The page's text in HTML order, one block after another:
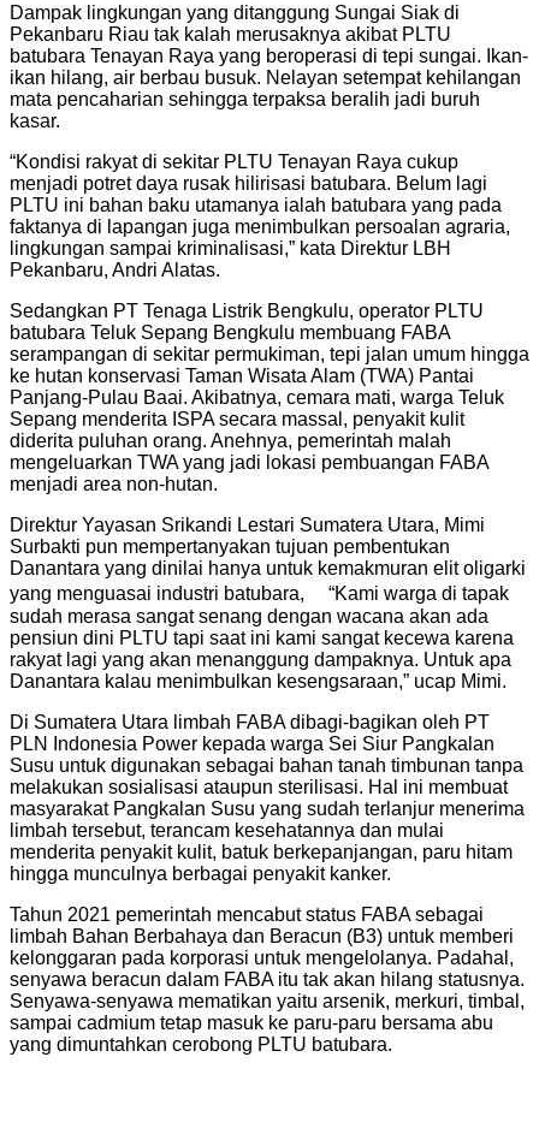
Dampak lingkungan yang ditanggung Sungai Siak di
Pekanbaru Riau tak kalah merusaknya akibat PLTU
batubara Tenayan Raya yang beroperasi di tepi sungai. Ikan-
ikan hilang, air berbau busuk. Nelayan setempat kehilangan
mata pencaharian sehingga terpaksa beralih jadi buruh
kasar.
“Kondisi rakyat di sekitar PLTU Tenayan Raya cukup
menjadi potret daya rusak hilirisasi batubara. Belum lagi
PLTU ini bahan baku utamanya ialah batubara yang pada
faktanya di lapangan juga menimbulkan persoalan agraria,
lingkungan sampai kriminalisasi,” kata Direktur LBH
Pekanbaru, Andri Alatas.
Sedangkan PT Tenaga Listrik Bengkulu, operator PLTU
batubara Teluk Sepang Bengkulu membuang FABA
serampangan di sekitar permukiman, tepi jalan umum hingga
ke hutan konservasi Taman Wisata Alam (TWA) Pantai
Panjang-Pulau Baai. Akibatnya, cemara mati, warga Teluk
Sepang menderita ISPA secara massal, penyakit kulit
diderita puluhan orang. Anehnya, pemerintah malah
mengeluarkan TWA yang jadi lokasi pembuangan FABA
menjadi area non-hutan.
Direktur Yayasan Srikandi Lestari Sumatera Utara, Mimi
Surbakti pun mempertanyakan tujuan pembentukan
Danantara yang dinilai hanya untuk kemakmuran elit oligarki
yang menguasai industri batubara, “Kami warga di tapak
sudah merasa sangat senang dengan wacana akan ada
pensiun dini PLTU tapi saat ini kami sangat kecewa karena
rakyat lagi yang akan menanggung dampaknya. Untuk apa
Danantara kalau menimbulkan kesengsaraan,” ucap Mimi.
Di Sumatera Utara limbah FABA dibagi-bagikan oleh PT
PLN Indonesia Power kepada warga Sei Siur Pangkalan
Susu untuk digunakan sebagai bahan tanah timbunan tanpa
melakukan sosialisasi ataupun sterilisasi. Hal ini membuat
masyarakat Pangkalan Susu yang sudah terlanjur menerima
limbah tersebut, terancam kesehatannya dan mulai
menderita penyakit kulit, batuk berkepanjangan, paru hitam
hingga munculnya berbagai penyakit kanker.
Tahun 2021 pemerintah mencabut status FABA sebagai
limbah Bahan Berbahaya dan Beracun (B3) untuk memberi
kelonggaran pada korporasi untuk mengelolanya. Padahal,
senyawa beracun dalam FABA itu tak akan hilang statusnya.
Senyawa-senyawa mematikan yaitu arsenik, merkuri, timbal,
sampai cadmium tetap masuk ke paru-paru bersama abu
yang dimuntahkan cerobong PLTU batubara.